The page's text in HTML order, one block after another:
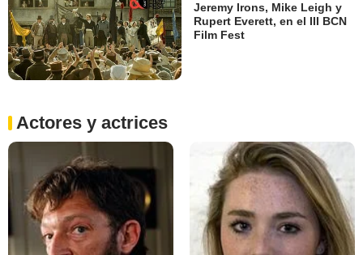
Jeremy Irons, Mike Leigh y
Rupert Everett, en el III BCN
Film Fest
Actores y actrices